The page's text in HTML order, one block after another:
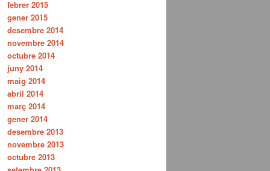
febrer 2015
gener 2015
desembre 2014
novembre 2014
octubre 2014
juny 2014
maig 2014
abril 2014
març 2014
gener 2014
desembre 2013
novembre 2013
octubre 2013